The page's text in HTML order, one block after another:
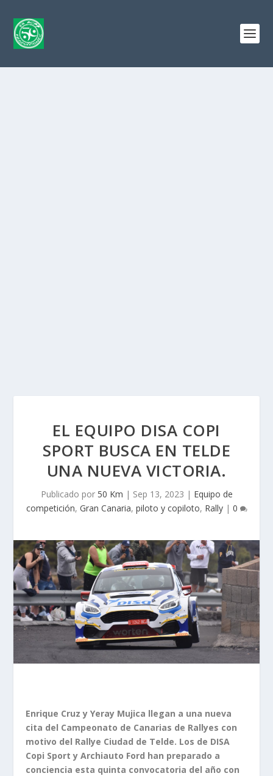
EL EQUIPO DISA COPI
SPORT BUSCA EN TELDE
UNA NUEVA VICTORIA.
Publicado por 50 Km | Sep 13, 2023 | Equipo de
competición, Gran Canaria, piloto y copiloto, Rally| 0
Enrique Cruz y Yeray Mujica llegan a una nueva
cita del Campeonato de Canarias de Rallyes con
motivo del Rallye Ciudad de Telde. Los de DISA
Copi Sport y Archiauto Ford han preparado a
conciencia esta quinta convocatoria del año con